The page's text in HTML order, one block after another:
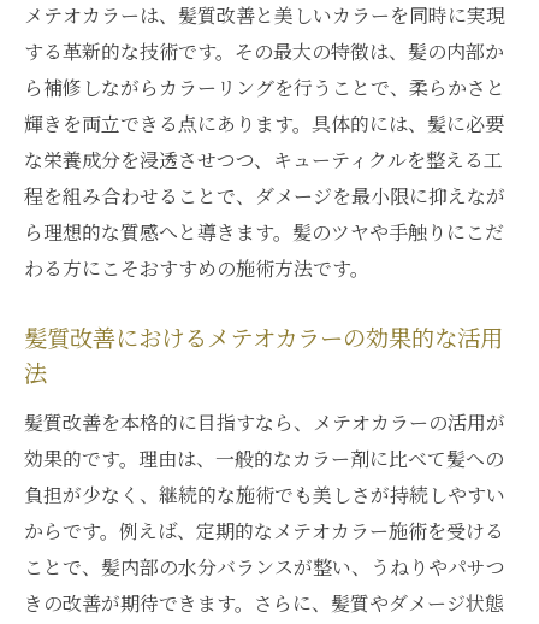
メテオカラーは、髪質改善と美しいカラーを同時に実現
する革新的な技術です。その最大の特徴は、髪の内部か
ら補修しながらカラーリングを行うことで、柔らかさと
輝きを両立できる点にあります。具体的には、髪に必要
な栄養成分を浸透させつつ、キューティクルを整える工
程を組み合わせることで、ダメージを最小限に抑えなが
ら理想的な質感へと導きます。髪のツヤや手触りにこだ
わる方にこそおすすめの施術方法です。
髪質改善におけるメテオカラーの効果的な活用
法
髪質改善を本格的に目指すなら、メテオカラーの活用が
効果的です。理由は、一般的なカラー剤に比べて髪への
負担が少なく、継続的な施術でも美しさが持続しやすい
からです。例えば、定期的なメテオカラー施術を受ける
ことで、髪内部の水分バランスが整い、うねりやパサつ
きの改善が期待できます。さらに、髪質やダメージ状態